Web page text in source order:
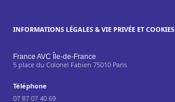
INFORMATIONS LÉGALES & VIE PRIVÉE ET COOKIES
France AVC Île-de-France
5 place du Colonel Fabien 75010 Paris
Téléphone
07 87 07 40 69